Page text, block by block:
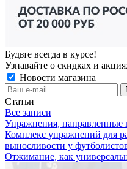
Будьте всегда в курсе!
Узнавайте о скидках и
Новости магазина
Статьи
Все записи
Упражнения, направленные
Комплекс упражнений для
выносливости у
Отжимание, как